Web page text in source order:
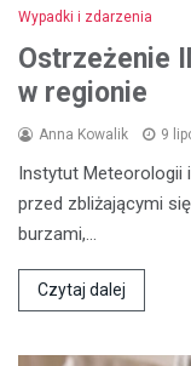
Wypadki i zdarzenia
Ostrzeżenie
w regionie
Anna Kowalik 9
Instytut Meteorologii
przed zbliżającymi
burzami,…
Czytaj dalej